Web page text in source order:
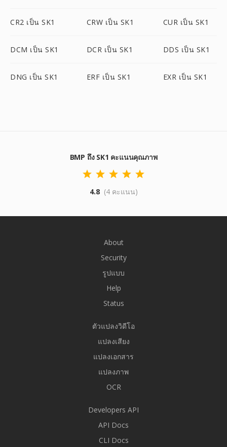
CR2 เป็น SK1 CRW เป็น SK1 CUR เป็น SK1
DCM เป็น SK1 DCR เป็น SK1 DDS เป็น SK1
DNG เป็น SK1 ERF เป็น SK1 EXR เป็น SK1
BMP ถึง SK1 คะแนนคุณภาพ
4.8 (4 คะแนน)
About
Security
รูปแบบ
Help
Status
ตัวแปลงวิดีโอ
แปลงเสียง
แปลงเอกสาร
แปลงภาพ
OCR
Developers API
API Docs
CLI Docs